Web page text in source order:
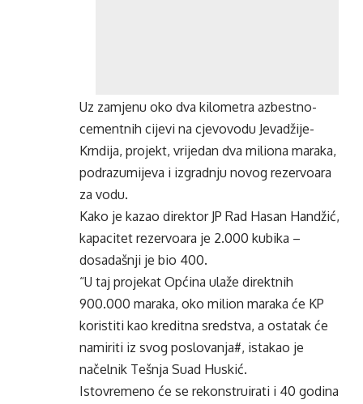
Uz zamjenu oko dva kilometra azbestno-
cementnih cijevi na cjevovodu Jevadžije-
Krndija, projekt, vrijedan dva miliona maraka,
podrazumijeva i izgradnju novog rezervoara
za vodu.
Kako je kazao direktor JP Rad Hasan Handžić,
kapacitet rezervoara je 2.000 kubika –
dosadašnji je bio 400.
“U taj projekat Općina ulaže direktnih
900.000 maraka, oko milion maraka će KP
koristiti kao kreditna sredstva, a ostatak će
namiriti iz svog poslovanja#, istakao je
načelnik Tešnja Suad Huskić.
Istovremeno će se rekonstruirati i 40 godina